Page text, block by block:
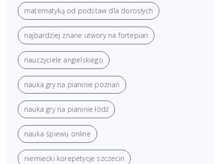
matematyką od podstaw dla dorosłych
najbardziej znane utwory na fortepian
nauczyciele angielskiego
nauka gry na pianinie poznań
nauka gry na pianinie łódź
nauka śpiewu online
niemiecki korepetycje szczecin